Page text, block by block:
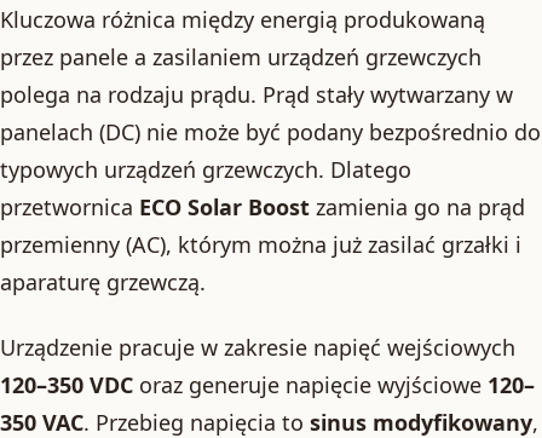
Kluczowa różnica między energią produkowaną
przez panele a zasilaniem urządzeń grzewczych
polega na rodzaju prądu. Prąd stały wytwarzany w
panelach (DC) nie może być podany bezpośrednio do
typowych urządzeń grzewczych. Dlatego
przetwornica ECO Solar Boost zamienia go na prąd
przemienny (AC), którym można już zasilać grzałki i
aparaturę grzewczą.
Urządzenie pracuje w zakresie napięć wejściowych
120–350 VDC oraz generuje napięcie wyjściowe 120–
350 VAC. Przebieg napięcia to sinus modyfikowany,